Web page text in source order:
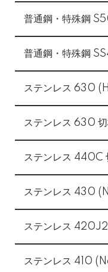
普通鋼・特殊鋼
普通鋼・特殊鋼
ステンレス 630
ステンレス 630 切
ステンレス 440C
ステンレス 430
ステンレス 420J2
ステンレス 410